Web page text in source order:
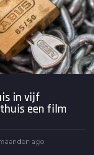
in vijf
een film
ago